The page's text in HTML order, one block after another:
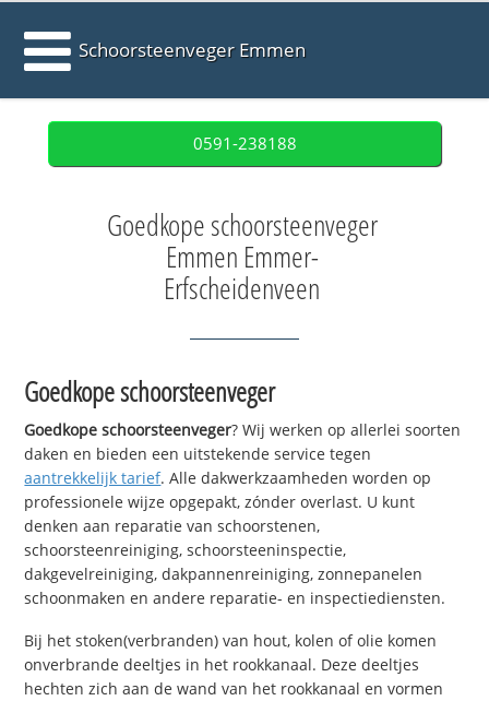
Schoorsteenveger Emmen
0591-238188
Goedkope schoorsteenveger
Emmen Emmer-
Erfscheidenveen
Goedkope schoorsteenveger
Goedkope schoorsteenveger? Wij werken op allerlei soorten
daken en bieden een uitstekende service tegen
aantrekkelijk tarief. Alle dakwerkzaamheden worden op
professionele wijze opgepakt, zónder overlast. U kunt
denken aan reparatie van schoorstenen,
schoorsteenreiniging, schoorsteeninspectie,
dakgevelreiniging, dakpannenreiniging, zonnepanelen
schoonmaken en andere reparatie- en inspectiediensten.
Bij het stoken(verbranden) van hout, kolen of olie komen
onverbrande deeltjes in het rookkanaal. Deze deeltjes
hechten zich aan de wand van het rookkanaal en vormen